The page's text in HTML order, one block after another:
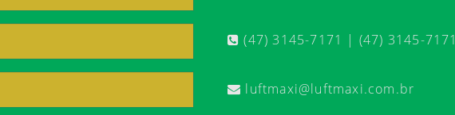
(47) 3145-7171 | (47) 3145-7171
luftmaxi@luftmaxi.com.br